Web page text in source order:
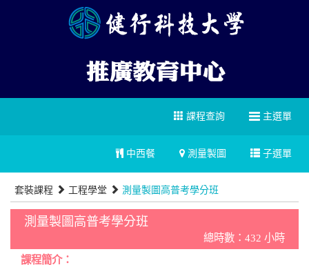
主選單
課程查詢
子選單
測量製圖
中西餐
套裝課程 工程學堂 測量製圖高普考學分班
測量製圖高普考學分班
總時數：432 小時
課程簡介：